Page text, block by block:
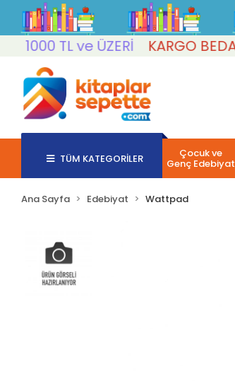
TL ve ÜZERİ
KARGO BEDAVA
TÜM KATEGORİLER Çocuk ve
Genç Edebiyat
Ana Sayfa Edebiyat Wattpad